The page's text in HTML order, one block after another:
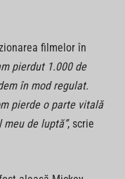
filmelor în
pierdut 1.000 de
în mod regulat.
pierde o parte vitală
de luptă”, scrie